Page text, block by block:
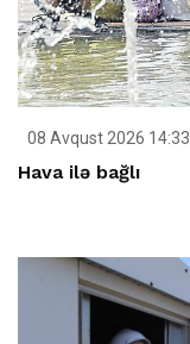
08 Avqust 2026 14:33
Hava ilə bağlı